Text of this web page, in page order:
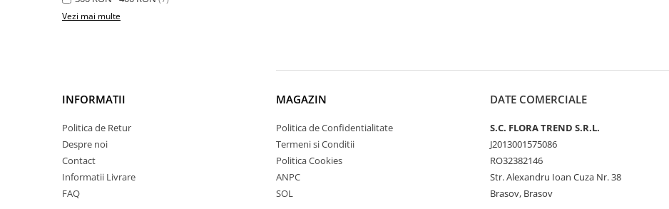
Vezi mai multe
INFORMATII
Politica de Retur
Despre noi
Contact
Informatii Livrare
FAQ
MAGAZIN
Politica de Confidentialitate
Termeni si Conditii
Politica Cookies
ANPC
SOL
DATE COMERCIALE
S.C. FLORA TREND S.R.L.
J2013001575086
RO32382146
Str. Alexandru Ioan Cuza Nr. 38
Brasov, Brasov